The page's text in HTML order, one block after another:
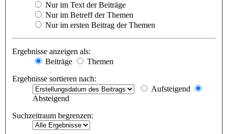
Nur im Text der Beiträge
Nur im Betreff der Themen
Nur im ersten Beitrag der Themen
Ergebnisse anzeigen als:
Beiträge
Themen
Ergebnisse sortieren nach:
Aufsteigend
Absteigend
Suchzeitraum begrenzen: